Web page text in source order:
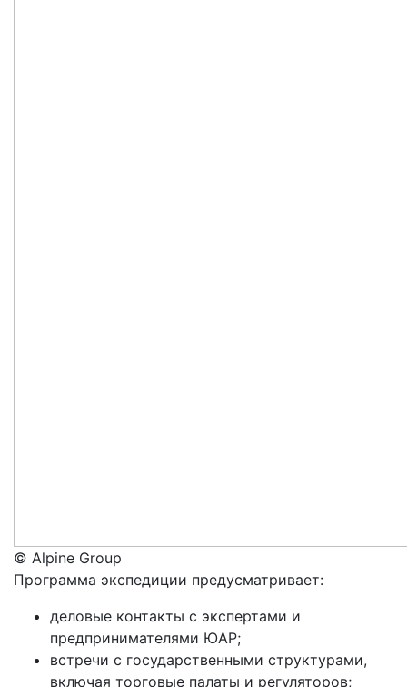
© Alpine Group
Программа экспедиции предусматривает:
деловые контакты с экспертами и
предпринимателями ЮАР;
встречи с государственными структурами,
включая торговые палаты и регуляторов;